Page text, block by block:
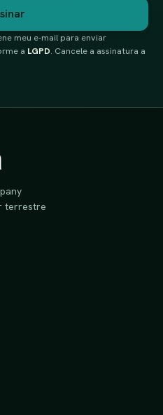
meu e-mail para enviar
a LGPD. Cancele a assinatura a
terrestre